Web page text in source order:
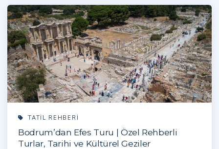
TATIL REHBERI
Bodrum’dan Efes Turu | Özel Rehberli
Turlar, Tarihi ve Kültürel Geziler